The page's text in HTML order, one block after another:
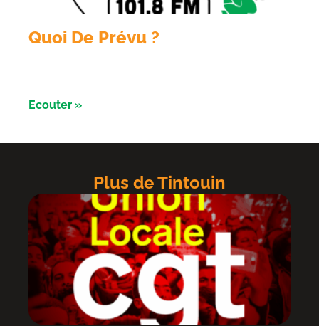
Quoi De Prévu ?
Ecouter »
Plus de Tintouin